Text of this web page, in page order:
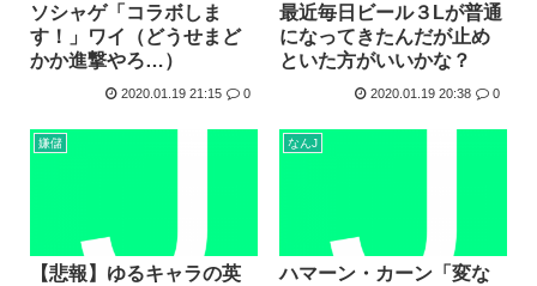
外国人「2002年W杯は?」韓国サッカーに衝撃的不祥事！...
海外「日本なんて行くんじゃなかった…」 日本を知ってしま...
ソシャゲ「コラボしま
す！」ワイ（どうせまど
かか進撃やろ…）
2020.01.19 21:15 0
最近毎日ビール３Lが普通
になってきたんだが止め
といた方がいいかな？
2020.01.19 20:38 0
嫌儲
【悲報】ゆるキャラの英
なんJ
ハマーン・カーン「変な